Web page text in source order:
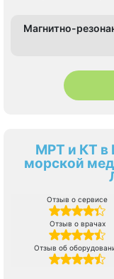
Магнитно-
МРТ и КТ в
морской
Отзыв о сервисе
Отзыв о врачах
Отзыв об